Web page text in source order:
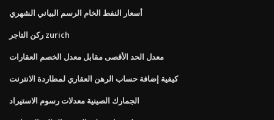
أسعار النفط الخام الرسم البياني الشهري
ركن التاجر zurich
معدل الحد الأقصى مقابل معدل الخصم العقارات
كيفية إضافة حساب الرهن العقاري لمطاردة الانترنت
الجمارك الصينية معدلات رسوم الاستيراد